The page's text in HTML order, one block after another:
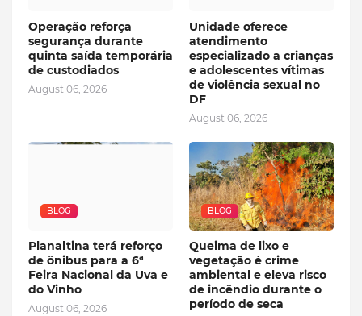
Operação reforça
segurança durante
quinta saída temporária
de custodiados
August 06, 2026
Unidade oferece
atendimento
especializado a crianças
e adolescentes vítimas
de violência sexual no
DF
August 06, 2026
BLOG
Planaltina terá reforço
de ônibus para a 6ª
Feira Nacional da Uva e
do Vinho
August 06, 2026
BLOG
Queima de lixo e
vegetação é crime
ambiental e eleva risco
de incêndio durante o
período de seca